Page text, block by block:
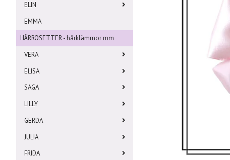
ELIN
EMMA
HÅRROSETTER - hårklämmor mm
VERA
ELISA
SAGA
LILLY
GERDA
JULIA
FRIDA